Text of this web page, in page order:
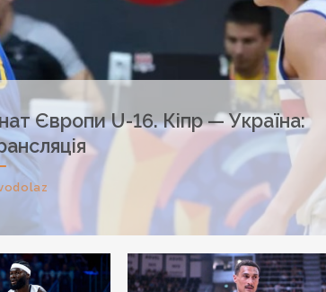
Європи U-16. Кіпр — Україна: